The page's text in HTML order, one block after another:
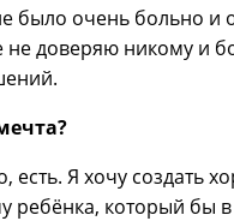
было очень больно и
не доверяю никому и
есть. Я хочу создать
ребёнка, который бы